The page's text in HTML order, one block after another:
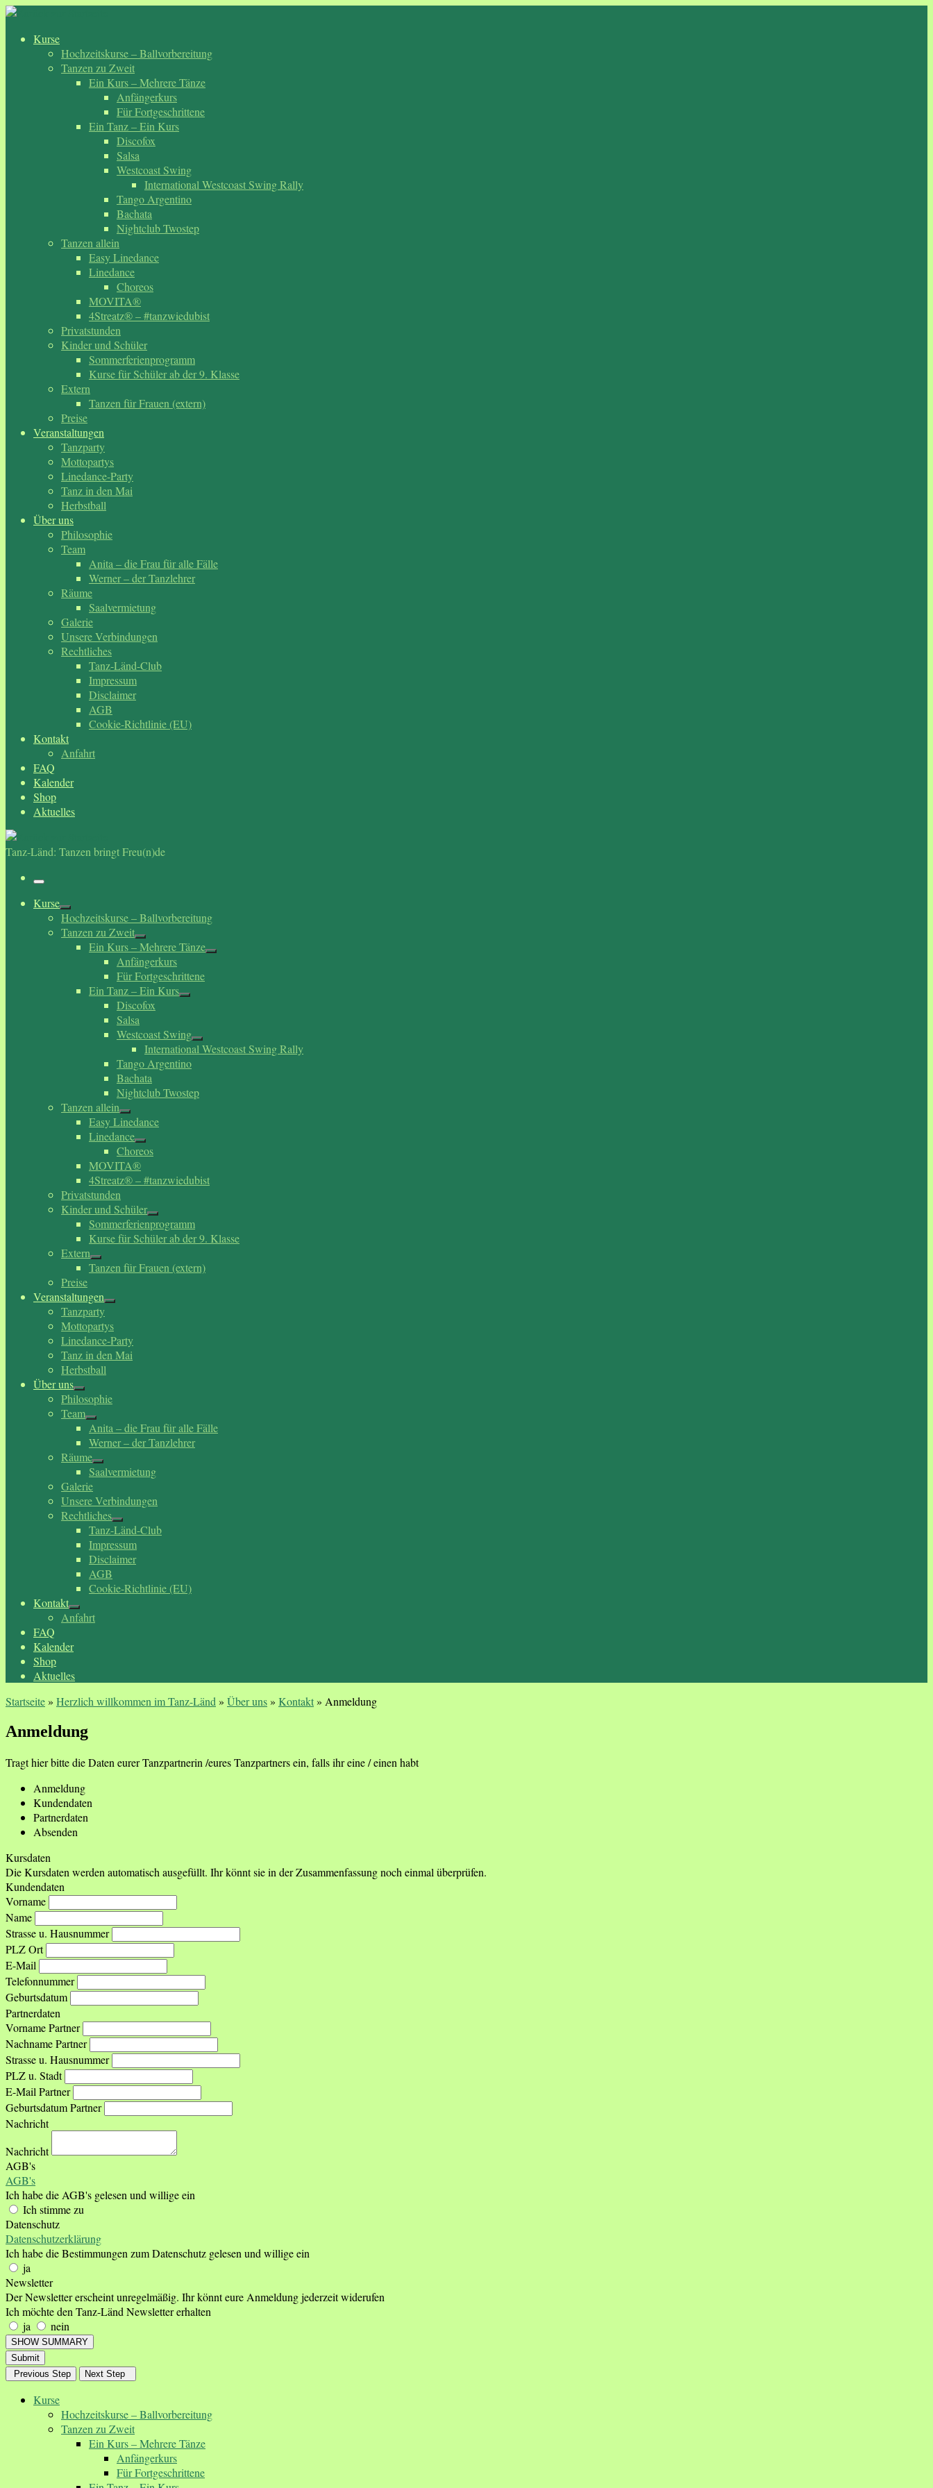
Zum
springenKurse
Hochzeitskurse – Ballvorbereitung
Tanzen zu Zweit
Ein Kurs – Mehrere Tänze
Anfängerkurs
Für Fortgeschrittene
Ein Tanz – Ein Kurs
Discofox
Salsa
Westcoast Swing
International Westcoast Swing Rally
Tango Argentino
Bachata
Nightclub Twostep
Tanzen allein
Easy Linedance
Linedance
Choreos
MOVITA®
4Streatz® – #tanzwiedubist
Privatstunden
Kinder und Schüler
Sommerferienprogramm
Kurse für Schüler ab der 9. Klasse
Extern
Tanzen für Frauen (extern)
Preise
Veranstaltungen
Tanzparty
Mottopartys
Linedance-Party
Tanz in den Mai
Herbstball
Über uns
Philosophie
Team
Anita – die Frau für alle Fälle
Werner – der Tanzlehrer
Räume
Saalvermietung
Galerie
Unsere Verbindungen
Rechtliches
Tanz-Länd-Club
Impressum
Disclaimer
AGB
Cookie-Richtlinie (EU)
Kontakt
Anfahrt
FAQ
Kalender
Shop
Aktuelles
Tanz-Länd: Tanzen bringt Freu(n)de
Menü
Kurse
Hochzeitskurse – Ballvorbereitung
Tanzen zu Zweit
Ein Kurs – Mehrere Tänze
Anfängerkurs
Für Fortgeschrittene
Ein Tanz – Ein Kurs
Discofox
Salsa
Westcoast Swing
International Westcoast Swing Rally
Tango Argentino
Bachata
Nightclub Twostep
Tanzen allein
Easy Linedance
Linedance
Choreos
MOVITA®
4Streatz® – #tanzwiedubist
Privatstunden
Kinder und Schüler
Sommerferienprogramm
Kurse für Schüler ab der 9. Klasse
Extern
Tanzen für Frauen (extern)
Preise
Veranstaltungen
Tanzparty
Mottopartys
Linedance-Party
Tanz in den Mai
Herbstball
Über uns
Philosophie
Team
Anita – die Frau für alle Fälle
Werner – der Tanzlehrer
Räume
Saalvermietung
Galerie
Unsere Verbindungen
Rechtliches
Tanz-Länd-Club
Impressum
Disclaimer
AGB
Cookie-Richtlinie (EU)
Kontakt
Anfahrt
FAQ
Kalender
Shop
Aktuelles
Startseite» Herzlich willkommen im Tanz-Länd » Über uns» Kontakt» Anmeldung
Anmeldung
Tragt hier bitte die Daten eurer Tanzpartnerin /eures Tanzpartners ein, falls ihr eine / einen habt
Anmeldung
Kundendaten
Partnerdaten
Absenden
Kursdaten
Die Kursdaten werden automatisch ausgefüllt. Ihr könnt sie in der Zusammenfassung noch einmal überprüfen.
Kundendaten
Vorname
Name
Strasse u. Hausnummer
PLZ Ort
E-Mail
Telefonnummer
Geburtsdatum
Partnerdaten
Vorname Partner
Nachname Partner
Strasse u. Hausnummer
PLZ u. Stadt
E-Mail Partner
Geburtsdatum Partner
Nachricht
Nachricht
AGB's
AGB's
Ich habe die AGB's gelesen und willige ein
Ich stimme zu
Datenschutz
Datenschutzerklärung
Ich habe die Bestimmungen zum Datenschutz gelesen und willige ein
ja
Newsletter
Der Newsletter erscheint unregelmäßig. Ihr könnt eure Anmeldung jederzeit widerufen
Ich möchte den Tanz-Länd Newsletter erhalten
ja
nein
SHOW SUMMARY
Submit
Previous Step
Next Step
Kurse
Hochzeitskurse – Ballvorbereitung
Tanzen zu Zweit
Ein Kurs – Mehrere Tänze
Anfängerkurs
Für Fortgeschrittene